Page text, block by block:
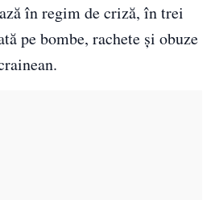
în regim de criză, în trei
pe bombe, rachete și obuze